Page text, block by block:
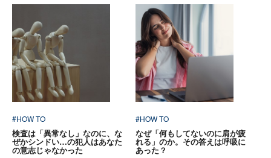
#HOW TO
検査は「異常なし」なのに、な
ぜかシンドい…の犯人はあなた
の意志じゃなかった
#HOW TO
なぜ「何もしてないのに肩が疲
れる」のか。その答えは呼吸に
あった？